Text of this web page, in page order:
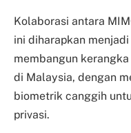
Kolaborasi antara
ini diharapkan
membangun
di Malaysia, dengan
biometrik canggih
privasi.